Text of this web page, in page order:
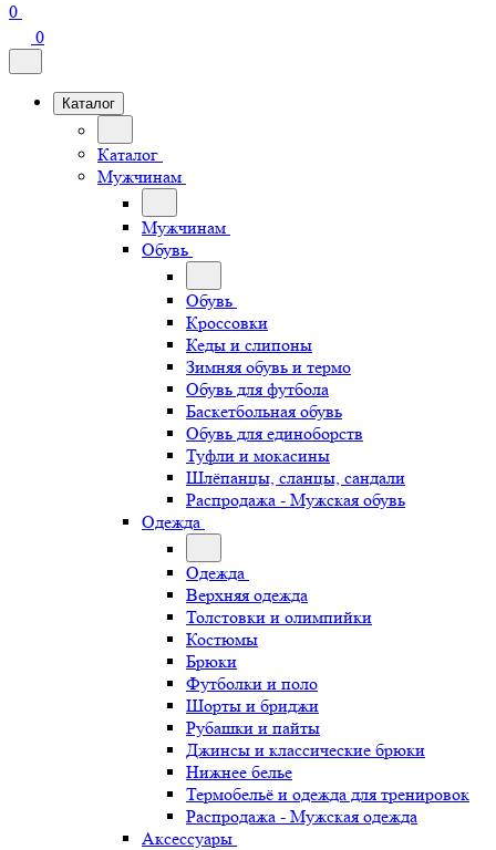
0
0
Каталог
Каталог
Мужчинам
Мужчинам
Обувь
Обувь
Кроссовки
Кеды и слипоны
Зимняя обувь и термо
Обувь для футбола
Баскетбольная обувь
Обувь для единоборств
Туфли и мокасины
Шлёпанцы, сланцы, сандали
Распродажа - Мужская обувь
Одежда
Одежда
Верхняя одежда
Толстовки и олимпийки
Костюмы
Брюки
Футболки и поло
Шорты и бриджи
Рубашки и пайты
Джинсы и классические брюки
Нижнее белье
Термобельё и одежда для тренировок
Распродажа - Мужская одежда
Аксессуары